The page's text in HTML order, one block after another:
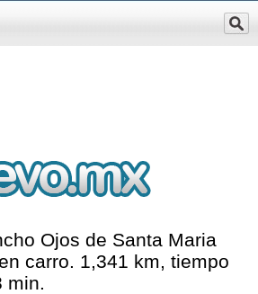
Ojos de Santa Maria
carro. 1,341 km, tiempo
min.